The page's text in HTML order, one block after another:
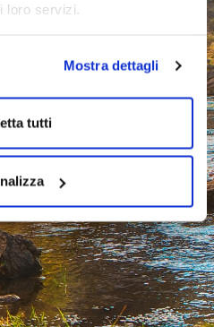
loro servizi.
Mostra dettagli
tutti